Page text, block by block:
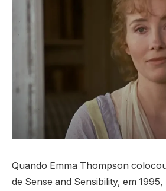
Quando Emma Thompson
de Sense and Sensibility, em